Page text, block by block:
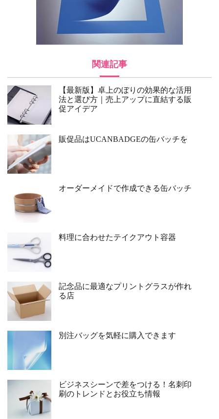
関連記事
【最新版】卓上のぼりの効果的な活用
法と選び方｜売上アップに直結する販
促アイデア
販促品はUCANBADGEの缶バッチを
オーダーメイドで作成できる缶バッチ
料理に合わせたテイクアウト容器
記念品に最適なプリントグラスが作れ
る店
別注バッグを気軽に購入できます
ビジネスシーンで差をつける！名刺印
刷のトレンドとお役立ち情報